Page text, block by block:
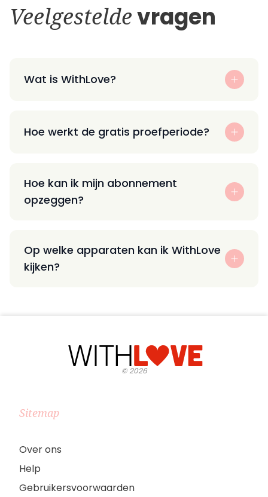
Veelgesteldevragen
Wat is WithLove?
Hoe werkt de gratis proefperiode?
Hoe kan ik mijn abonnement
opzeggen?
Op welke apparaten kan ik WithLove
kijken?
©2026
Sitemap
Over ons
Help
Gebruikersvoorwaarden